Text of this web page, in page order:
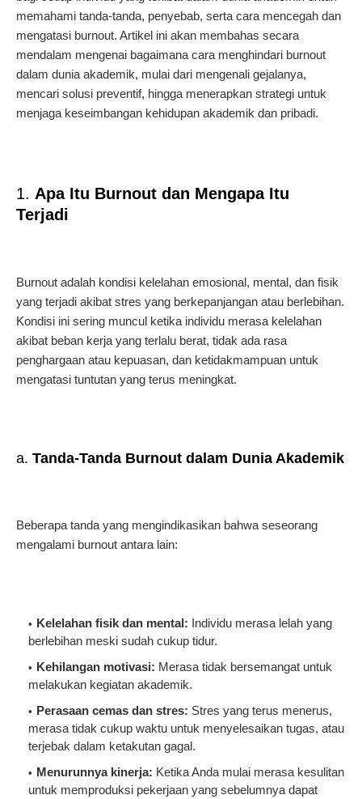
memahami tanda-tanda, penyebab, serta cara mencegah dan
mengatasi burnout. Artikel ini akan membahas secara
mendalam mengenai bagaimana cara menghindari burnout
dalam dunia akademik, mulai dari mengenali gejalanya,
mencari solusi preventif, hingga menerapkan strategi untuk
menjaga keseimbangan kehidupan akademik dan pribadi.
1. Apa Itu Burnout dan Mengapa Itu
Terjadi
Burnout adalah kondisi kelelahan emosional, mental, dan fisik
yang terjadi akibat stres yang berkepanjangan atau berlebihan.
Kondisi ini sering muncul ketika individu merasa kelelahan
akibat beban kerja yang terlalu berat, tidak ada rasa
penghargaan atau kepuasan, dan ketidakmampuan untuk
mengatasi tuntutan yang terus meningkat.
a. Tanda-Tanda Burnout dalam Dunia Akademik
Beberapa tanda yang mengindikasikan bahwa seseorang
mengalami burnout antara lain:
Kelelahan fisik dan mental: Individu merasa lelah yang
berlebihan meski sudah cukup tidur.
Kehilangan motivasi: Merasa tidak bersemangat untuk
melakukan kegiatan akademik.
Perasaan cemas dan stres: Stres yang terus menerus,
merasa tidak cukup waktu untuk menyelesaikan tugas, atau
terjebak dalam ketakutan gagal.
Menurunnya kinerja: Ketika Anda mulai merasa kesulitan
untuk memproduksi pekerjaan yang sebelumnya dapat